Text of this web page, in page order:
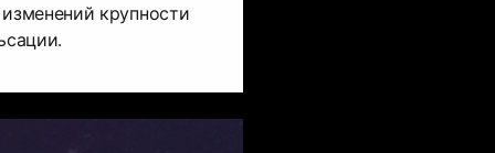
крупности